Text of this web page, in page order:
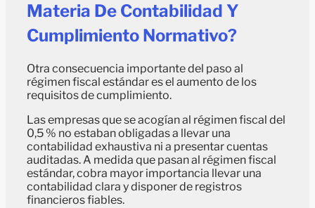
Materia De Contabilidad Y
Cumplimiento Normativo?
Otra consecuencia importante del paso al
régimen fiscal estándar es el aumento de los
requisitos de cumplimiento.
Las empresas que se acogían al régimen fiscal del
0,5 % no estaban obligadas a llevar una
contabilidad exhaustiva ni a presentar cuentas
auditadas. A medida que pasan al régimen fiscal
estándar, cobra mayor importancia llevar una
contabilidad clara y disponer de registros
financieros fiables.